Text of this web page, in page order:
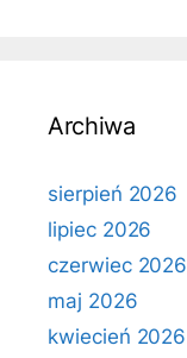
Archiwa
sierpień 2026
lipiec 2026
czerwiec 2026
maj 2026
kwiecień 2026